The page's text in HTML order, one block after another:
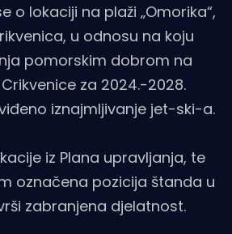
o lokaciji na plaži „Omorika“,
u odnosu na koju
pomorskim dobrom na
za 2024.-2028.
iznajmljivanje jet-ski-a.
iz Plana upravljanja, te
označena pozicija štanda u
zabranjena djelatnost.